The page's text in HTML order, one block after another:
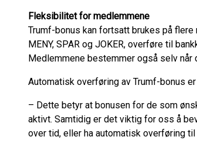
Fleksibilitet for medlemmene
Trumf-bonus kan fortsatt brukes på
MENY, SPAR og JOKER, overføre til
Medlemmene bestemmer også selv når
Automatisk overføring av Trumf-bonus
– Dette betyr at bonusen for de som
aktivt. Samtidig er det viktig for oss å
over tid, eller ha automatisk overføring